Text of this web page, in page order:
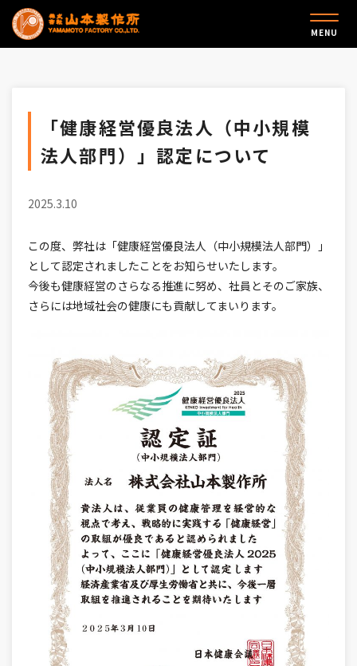
MENU
「健康経営優良法人（中小規模
法人部門）」認定について
2025.3.10
この度、弊社は「健康経営優良法人（中小規模法人部門）」
として認定されましたことをお知らせいたします。
今後も健康経営のさらなる推進に努め、社員とそのご家族、
さらには地域社会の健康にも貢献してまいります。